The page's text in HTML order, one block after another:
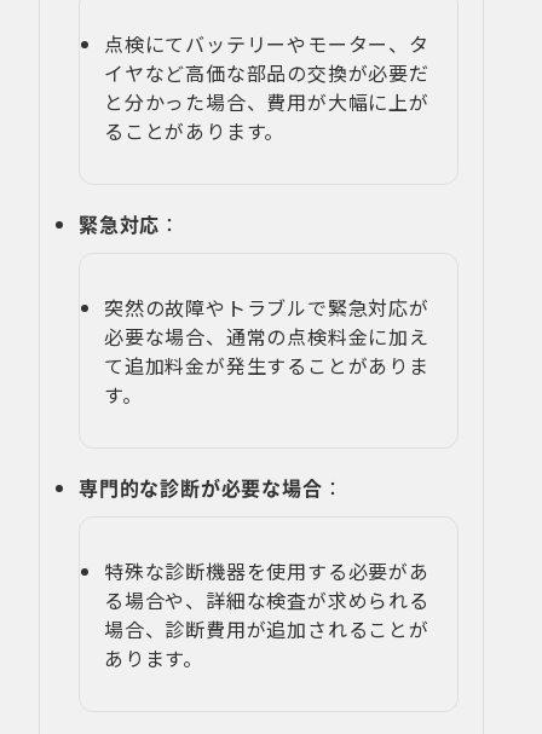
点検にてバッテリーやモーター、タ
イヤなど高価な部品の交換が必要だ
と分かった場合、費用が大幅に上が
ることがあります。
緊急対応 ：
突然の故障やトラブルで緊急対応が
必要な場合、通常の点検料金に加え
て追加料金が発生することがありま
す。
専門的な診断が必要な場合 ：
特殊な診断機器を使用する必要があ
る場合や、詳細な検査が求められる
場合、診断費用が追加されることが
あります。